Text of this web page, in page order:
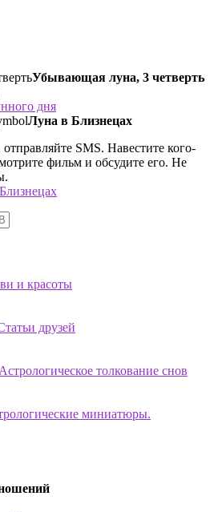
Убывающая луна, 3 четверть
дня
Луна в Близнецах
SMS. Навестите кого-
фильм и обсудите его. Не
и красоты
друзей
толкование снов
миниатюры.